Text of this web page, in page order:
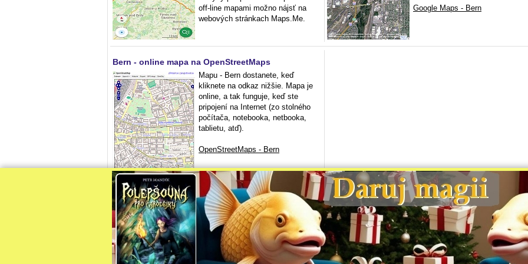
off-line mapami možno nájsť na
webových stránkach Maps.Me.
Google Maps - Bern
Bern - online mapa na OpenStreetMaps
Mapu - Bern dostanete, keď
kliknete na odkaz nižšie. Mapa je
online, a tak funguje, keď ste
pripojení na Internet (zo stolného
počítača, notebooka, netbooka,
tablietu, atď).
OpenStreetMaps - Bern